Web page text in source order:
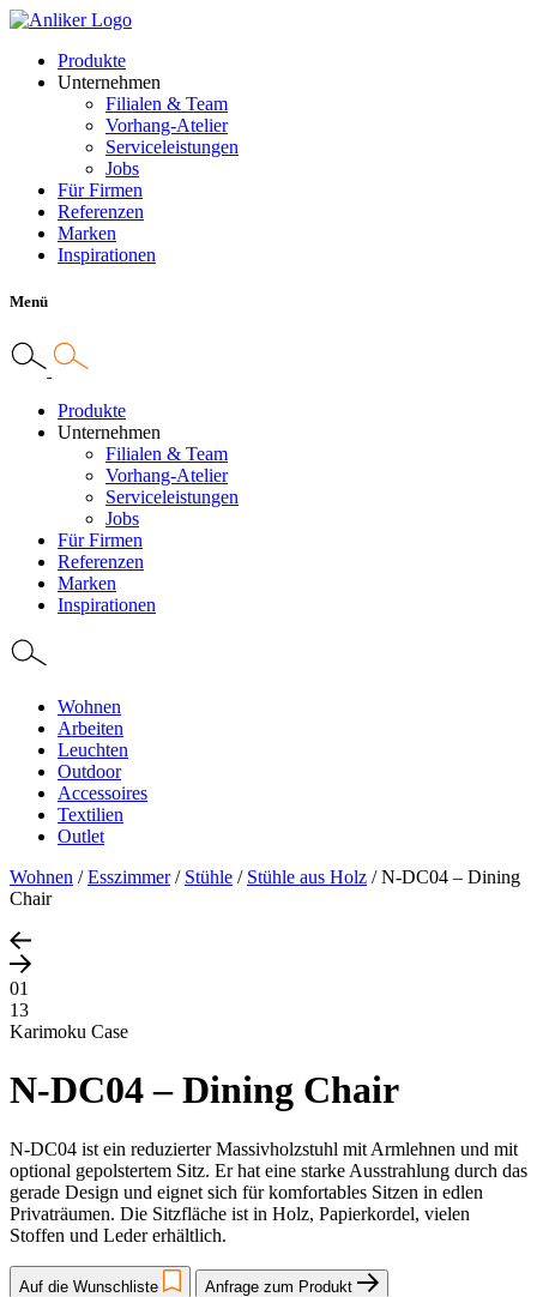
Produkte
Unternehmen
Filialen & Team
Vorhang-Atelier
Serviceleistungen
Jobs
Für Firmen
Referenzen
Marken
Inspirationen
Menü
Produkte
Unternehmen
Filialen & Team
Vorhang-Atelier
Serviceleistungen
Jobs
Für Firmen
Referenzen
Marken
Inspirationen
Wohnen
Arbeiten
Leuchten
Outdoor
Accessoires
Textilien
Outlet
Wohnen /Esszimmer/ Stühle / Stühle aus Holz /N-DC04 – Dining
Chair
01
13
Karimoku Case
N-DC04 – Dining Chair
N-DC04 ist ein reduzierter Massivholzstuhl mit Armlehnen und mit
optional gepolstertem Sitz. Er hat eine starke Ausstrahlung durch das
gerade Design und eignet sich für komfortables Sitzen in edlen
Privaträumen. Die Sitzfläche ist in Holz, Papierkordel, vielen
Stoffen und Leder erhältlich.
Auf die Wunschliste Anfrage zum Produkt